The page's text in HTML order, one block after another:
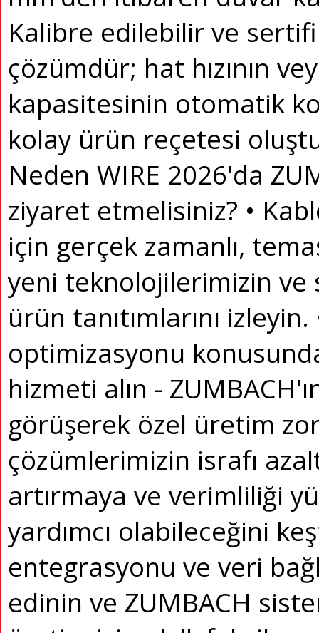
Kalibre edilebilir ve
çözümdür; hat hızının
kapasitesinin otomatik
kolay ürün reçetesi
Neden WIRE 2026'da
ziyaret etmelisiniz? •
için gerçek zamanlı,
yeni teknolojilerimizin ve
ürün tanıtımlarını izleyin.
optimizasyonu
hizmeti alın -
görüşerek özel üretim
çözümlerimizin israfı
artırmaya ve verimliliği
yardımcı olabileceğini
entegrasyonu ve veri
edinin ve ZUMBACH